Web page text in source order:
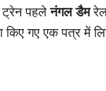
ट्रेन पहलेनंगल डैम
किए गए एक पत्र में